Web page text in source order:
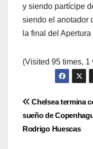
y siendo partícipe
siendo el anotador
la final del Apertura
(Visited 95 times, 1
de
Chelsea termina
sueño de
Rodrigo Huescas